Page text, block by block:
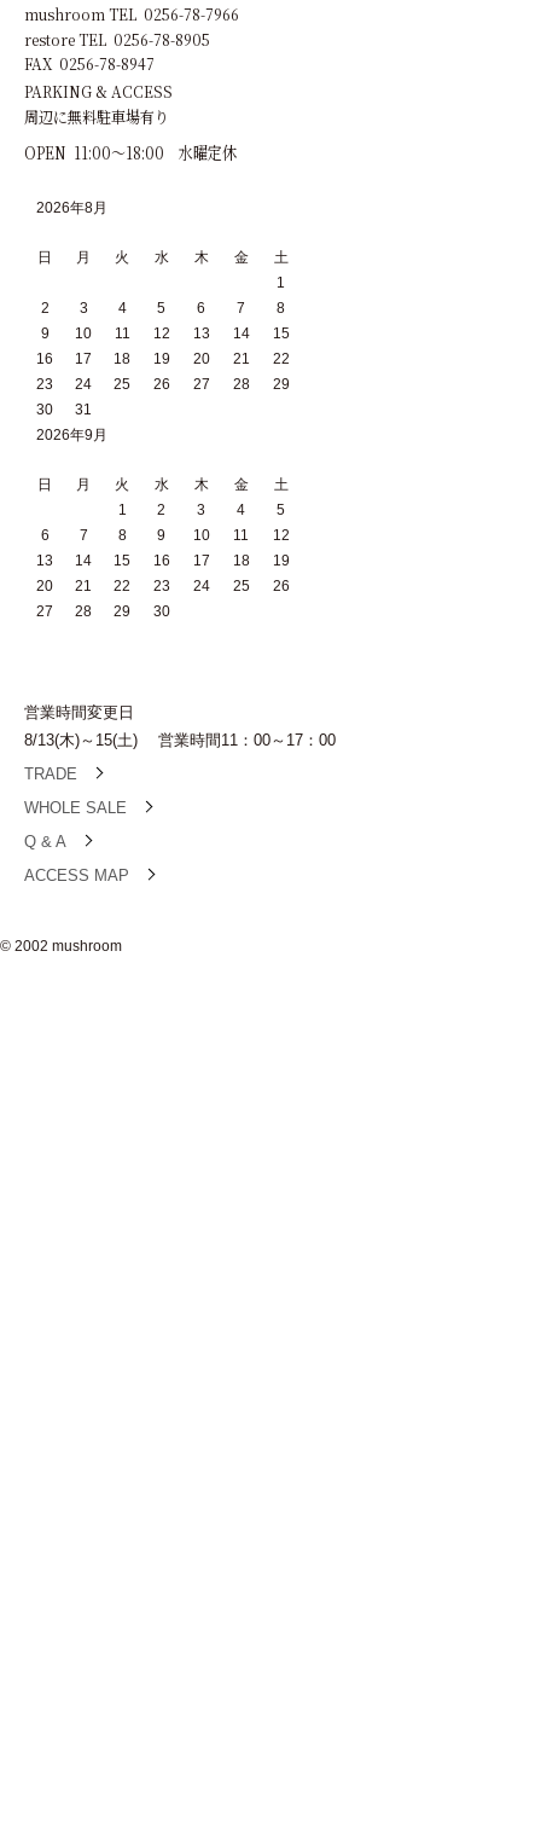
mushroom TEL 0256-78-7966
restore TEL 0256-78-8905
FAX 0256-78-8947
PARKING & ACCESS
周辺に無料駐車場有り
OPEN 11:00～18:00 水曜定休
2026年8月
日 月 火 水 木 金
土
1
2
3 4 5 6 7
8
9
10 11 12 13 14
15
16
17 18 19 20 21
22
23
24 25 26 27 28
29
30
31
2026年9月
日 月 火 水 木 金
土
1
2 3 4
5
6
7 8 9 10 11
12
13
14 15 16 17 18
19
20
21 22 23 24 25
26
27
28 29 30
TRADE
WHOLE SALE
Q & A
ACCESS MAP
営業時間変更日
8/13(木)～15(土) 営業時間11：00～17：00
© 2002 mushroom